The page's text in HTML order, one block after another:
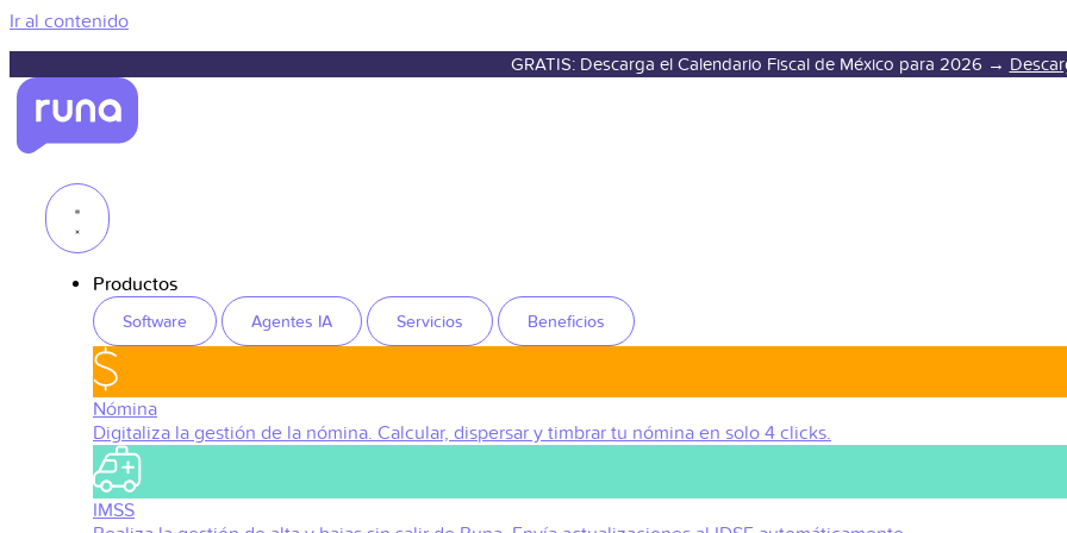
Ir al contenido
GRATIS: Descarga el Calendario Fiscal de México para 2026 →
Productos
Software Agentes IA Servicios Beneficios
Nómina
Digitaliza la gestión de la nómina. Calcular, dispersar y timbrar tu nómina en solo 4 clicks.
IMSS